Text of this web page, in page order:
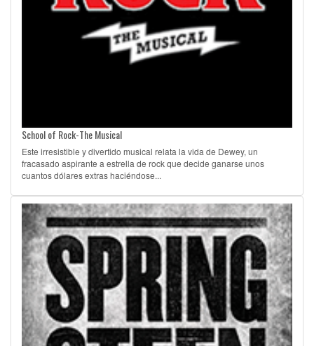
School of Rock-The Musical
Este irresistible y divertido musical relata la vida de Dewey, un
fracasado aspirante a estrella de rock que decide ganarse unos
cuantos dólares extras haciéndose...